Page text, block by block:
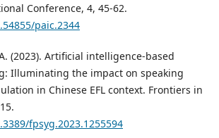
Conference, 4, 45-62.
paic.2344
(2023). Artificial intelligence-based
Illuminating the impact on speaking
in Chinese EFL context. Frontiers in
fpsyg.2023.1255594